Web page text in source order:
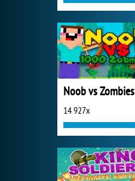
Noob vs Zombies
14 927x